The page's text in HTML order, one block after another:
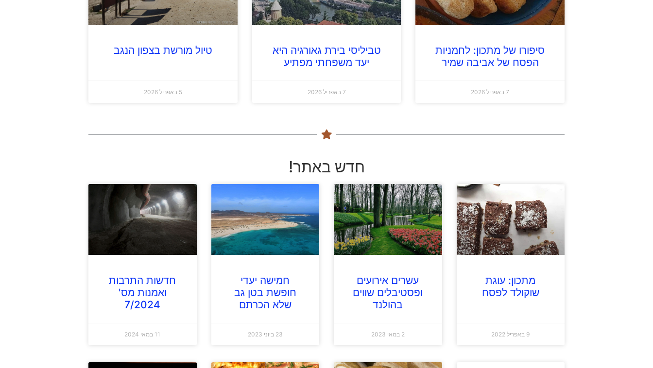
סיפורו של מתכון: לחמניות
הפסח של אביבה שמיר
7 באפריל 2026
טביליסי בירת גאורגיה היא
יעד משפחתי מפתיע
7 באפריל 2026
טיול מורשת בצפון הנגב
5 באפריל 2026
חדש באתר!
מתכון: עוגת
שוקולד לפסח
9 באפריל 2022
עשרים אירועים
ופסטיבלים שווים
בהולנד
2 במאי 2023
חמישה יעדי
חופשת בטן גב
שלא הכרתם
23 ביוני 2023
חדשות התרבות
ואמנות מס'
7/2024
11 במאי 2024